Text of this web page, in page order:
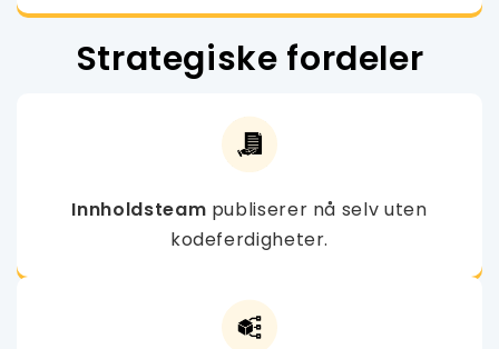
Strategiske fordeler
Innholdsteam publiserer nå selv uten
kodeferdigheter.